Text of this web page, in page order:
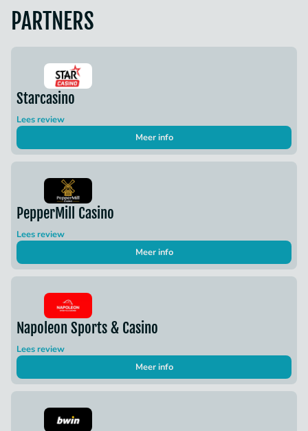
PARTNERS
Starcasino
Lees review
Meer info
PepperMill Casino
Lees review
Meer info
Napoleon Sports & Casino
Lees review
Meer info